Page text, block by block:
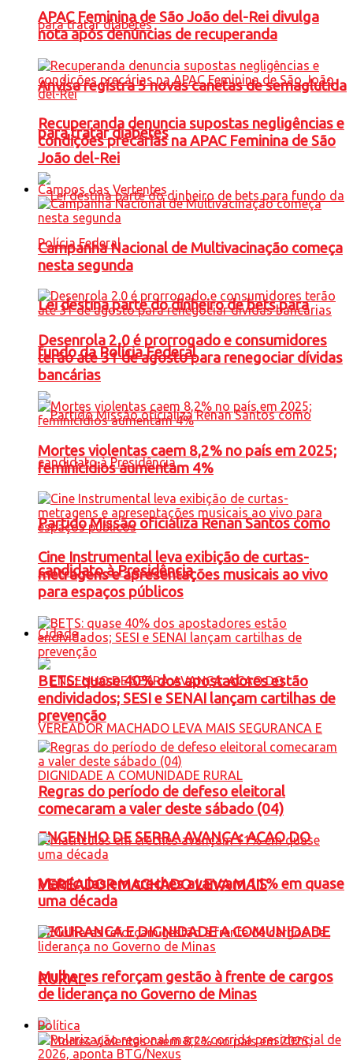
Anvisa registra 5 novas canetas de semaglutida
para tratar diabetes
Lei destina parte do dinheiro de bets para
fundo da Polícia Federal
Partido Missão oficializa Renan Santos como
candidato à Presidência
Cidade
ENGENHO DE SERRA AVANÇA: ACAO DO
VEREADOR MACHADO LEVA MAIS
SEGURANCA E DIGNIDADE A COMUNIDADE
RURAL
APAC Feminina de São João del-Rei divulga
nota após denúncias de recuperanda
Recuperanda denuncia supostas negligências e
condições precárias na APAC Feminina de São
João del-Rei
Campos das Vertentes
Campanha Nacional de Multivacinação começa
nesta segunda
Desenrola 2.0 é prorrogado e consumidores
terão até 31 de agosto para renegociar dívidas
bancárias
Mortes violentas caem 8,2% no país em 2025;
feminicídios aumentam 4%
Cine Instrumental leva exibição de curtas-
metragens e apresentações musicais ao vivo
para espaços públicos
BETS: quase 40% dos apostadores estão
endividados; SESI e SENAI lançam cartilhas de
prevenção
Regras do período de defeso eleitoral
comecaram a valer deste sábado (04)
Matrículas em creches avançam 11% em quase
uma década
Mulheres reforçam gestão à frente de cargos
de liderança no Governo de Minas
Política